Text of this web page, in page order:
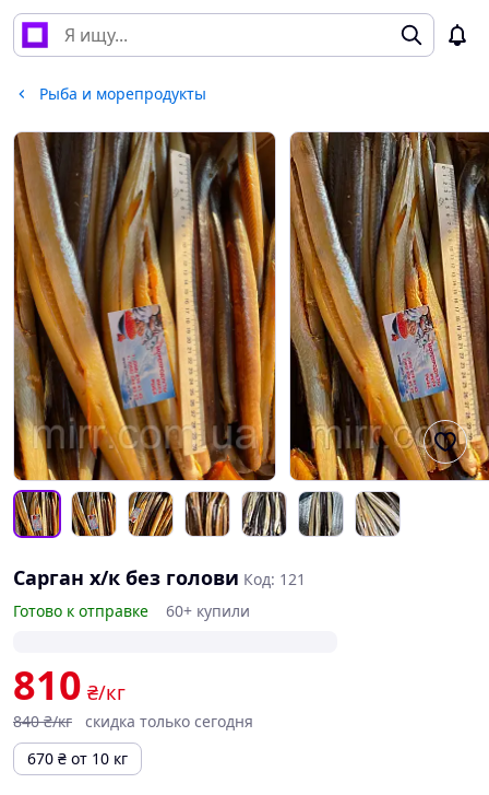
Рыба и морепродукты
Сарган х/к без голови Код: 121
Готово к отправке
60+ купили
810 ₴/кг
840 ₴/кг
скидка только сегодня
670 ₴ от 10 кг